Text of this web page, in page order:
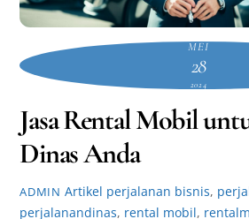
MEI
28
2024
Jasa Rental Mobil
Dinas Anda
ADMIN Artikel perjalanan bisnis,
perjalanandinas, rental mobil,